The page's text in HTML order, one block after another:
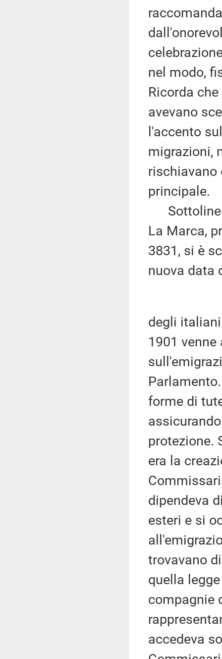
nel modo,
Ricorda
avevano
l'accento
migrazioni,
principale.
Sottolinea
La Marca,
3831, si è
nuova data
degli
1901
forme di
protezione.
era la
dipendeva
esteri e si
trovavano
quella
compagnie
accedeva